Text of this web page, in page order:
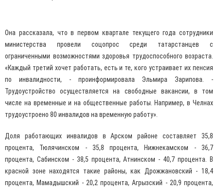
Она рассказала, что в первом квартале текущего года сотрудники
министерства провели соцопрос среди татарстанцев с
ограниченными возможностями здоровья трудоспособного возраста.
«Каждый третий хочет работать, есть и те, кого устраивает их пенсия
по инвалидности, - проинформировала Эльмира Зарипова. -
Трудоустройство осуществляется на свободные вакансии, в том
числе на временные и на общественные работы. Например, в Челнах
трудоустроено 80 инвалидов на временную работу».
Доля работающих инвалидов в Арском районе составляет 35,8
процента, Тюлячинском - 35,8 процента, Нижнекамском - 36,7
процента, Сабинском - 38,5 процента, Атнинском - 40,7 процента. В
красной зоне находятся такие районы, как Дрожжановский - 18,4
процента, Мамадышский - 20,2 процента, Агрызский - 20,9 процента,